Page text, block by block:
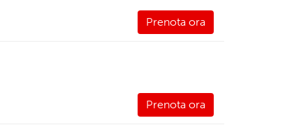
Prenota ora
Prenota ora